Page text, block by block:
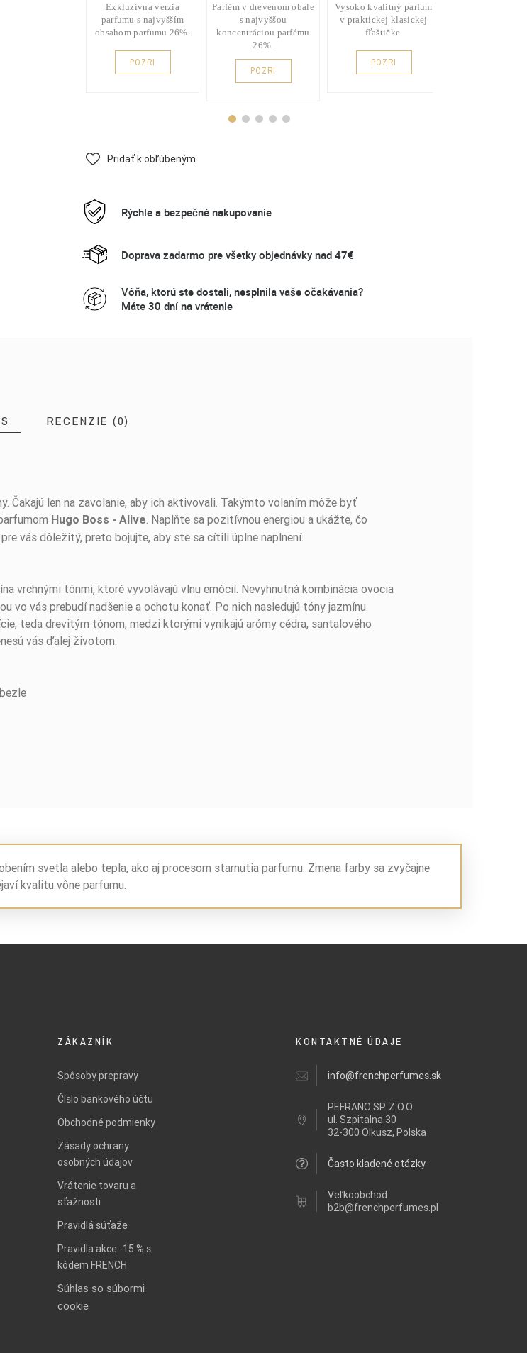
Exkluzívna verzia
parfumu s najvyšším
obsahom parfumu 26%.
POZRI
Parfém v drevenom obale
s najvyššou
koncentráciou parfému
26%.
POZRI
Vysoko kvalitný parfum
v praktickej klasickej
fľaštičke.
POZRI
Pridať k obľúbeným
Rýchle a bezpečné nakupovanie
Doprava zadarmo pre všetky objednávky nad 47€
Vôňa, ktorú ste dostali, nesplnila vaše očakávania?
Máte 30 dní na vrátenie
RECENZIE (0)
Čakajú len na zavolanie, aby ich aktivovali. Takýmto volaním môže byť
Hugo Boss - Alive. Naplňte sa pozitívnou energiou a ukážte, čo
vás dôležitý, preto bojujte, aby ste sa cítili úplne naplnení.
vrchnými tónmi, ktoré vyvolávajú vlnu emócií. Nevyhnutná kombinácia ovocia
vo vás prebudí nadšenie a ochotu konať. Po nich nasledujú tóny jazmínu
teda drevitým tónom, medzi ktorými vynikajú arómy cédra, santalového
vás ďalej životom.
svetla alebo tepla, ako aj procesom starnutia parfumu. Zmena farby sa zvyčajne
kvalitu vône parfumu.
ZÁKAZNÍK
Spôsoby prepravy
Číslo bankového účtu
Obchodné podmienky
Zásady ochrany
osobných údajov
Vrátenie tovaru a
sťažnosti
Pravidlá súťaže
Pravidla akce -15 % s
kódem FRENCH
Súhlas so súbormi
cookie
KONTAKTNÉ ÚDAJE
info@frenchperfumes.sk
PEFRANO SP. Z O.O.
ul. Szpitalna 30
32-300 Olkusz, Polska
Často kladené otázky
Veľkoobchod
b2b@frenchperfumes.pl